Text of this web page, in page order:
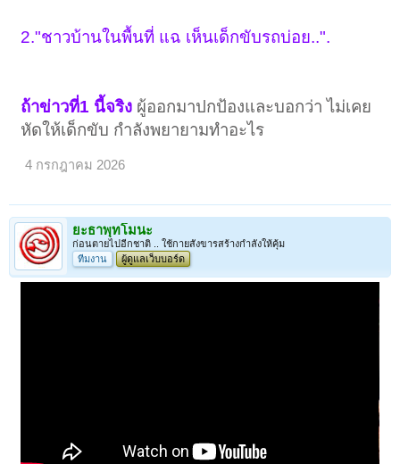
2."ชาวบ้านในพื้นที่ แฉ เห็นเด็กขับรถบ่อย..".
ถ้าข่าวที่1 นี้จริง ผู้ออกมาปกป้องและบอกว่า ไม่เคย
หัดให้เด็กขับ กำลังพยายามทำอะไร
4 กรกฎาคม 2026
ยะธาพุทโมนะ
ก่อนตายไปอีกชาติ .. ใช้กายสังขารสร้างกำลังให้คุ้ม
ทีมงาน
ผู้ดูแลเว็บบอร์ด